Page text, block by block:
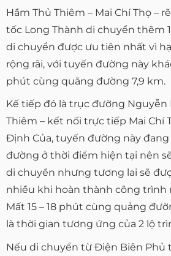
Hầm Thủ Thiêm – Mai Chí Thọ –
tốc Long Thành di chuyển thêm
di chuyển được ưu tiên nhất vì
rộng rãi, với tuyến đường này
phút cùng quãng đường 7,9 km.
Kế tiếp đó là trục đường Nguyễn
Thiêm – kết nối trực tiếp Mai Chí
Định Của, tuyến đường này
đường ở thời điểm hiện tại nên
di chuyển nhưng tương lai sẽ
nhiều khi hoàn thành công trình
Mất 15 – 18 phút cùng quảng
là thời gian tương ứng của 2 lộ
Nếu di chuyển từ Điện Biên Phủ